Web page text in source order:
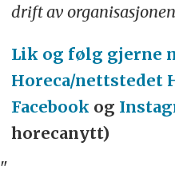
drift av
Lik og følg gjerne
Horeca/nettstedet
Facebook og
horecanytt)
"